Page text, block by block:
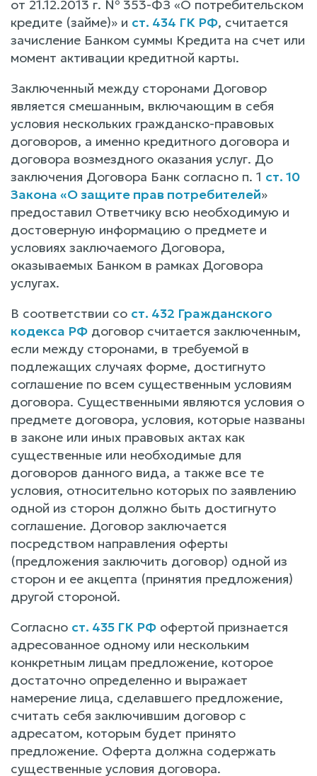
от 21.12.2013 г. № 353-ФЗ «О потребительском
кредите (займе)» и ст. 434 ГК РФ, считается
зачисление Банком суммы Кредита на счет или
момент активации кредитной карты.
Заключенный между сторонами Договор
является смешанным, включающим в себя
условия нескольких гражданско-правовых
договоров, а именно кредитного договора и
договора возмездного оказания услуг. До
заключения Договора Банк согласно п. 1 ст. 10
Закона «О защите прав потребителей»
предоставил Ответчику всю необходимую и
достоверную информацию о предмете и
условиях заключаемого Договора,
оказываемых Банком в рамках Договора
услугах.
В соответствии со ст. 432 Гражданского
кодекса РФ договор считается заключенным,
если между сторонами, в требуемой в
подлежащих случаях форме, достигнуто
соглашение по всем существенным условиям
договора. Существенными являются условия о
предмете договора, условия, которые названы
в законе или иных правовых актах как
существенные или необходимые для
договоров данного вида, а также все те
условия, относительно которых по заявлению
одной из сторон должно быть достигнуто
соглашение. Договор заключается
посредством направления оферты
(предложения заключить договор) одной из
сторон и ее акцепта (принятия предложения)
другой стороной.
Согласно ст. 435 ГК РФ офертой признается
адресованное одному или нескольким
конкретным лицам предложение, которое
достаточно определенно и выражает
намерение лица, сделавшего предложение,
считать себя заключившим договор с
адресатом, которым будет принято
предложение. Оферта должна содержать
существенные условия договора.